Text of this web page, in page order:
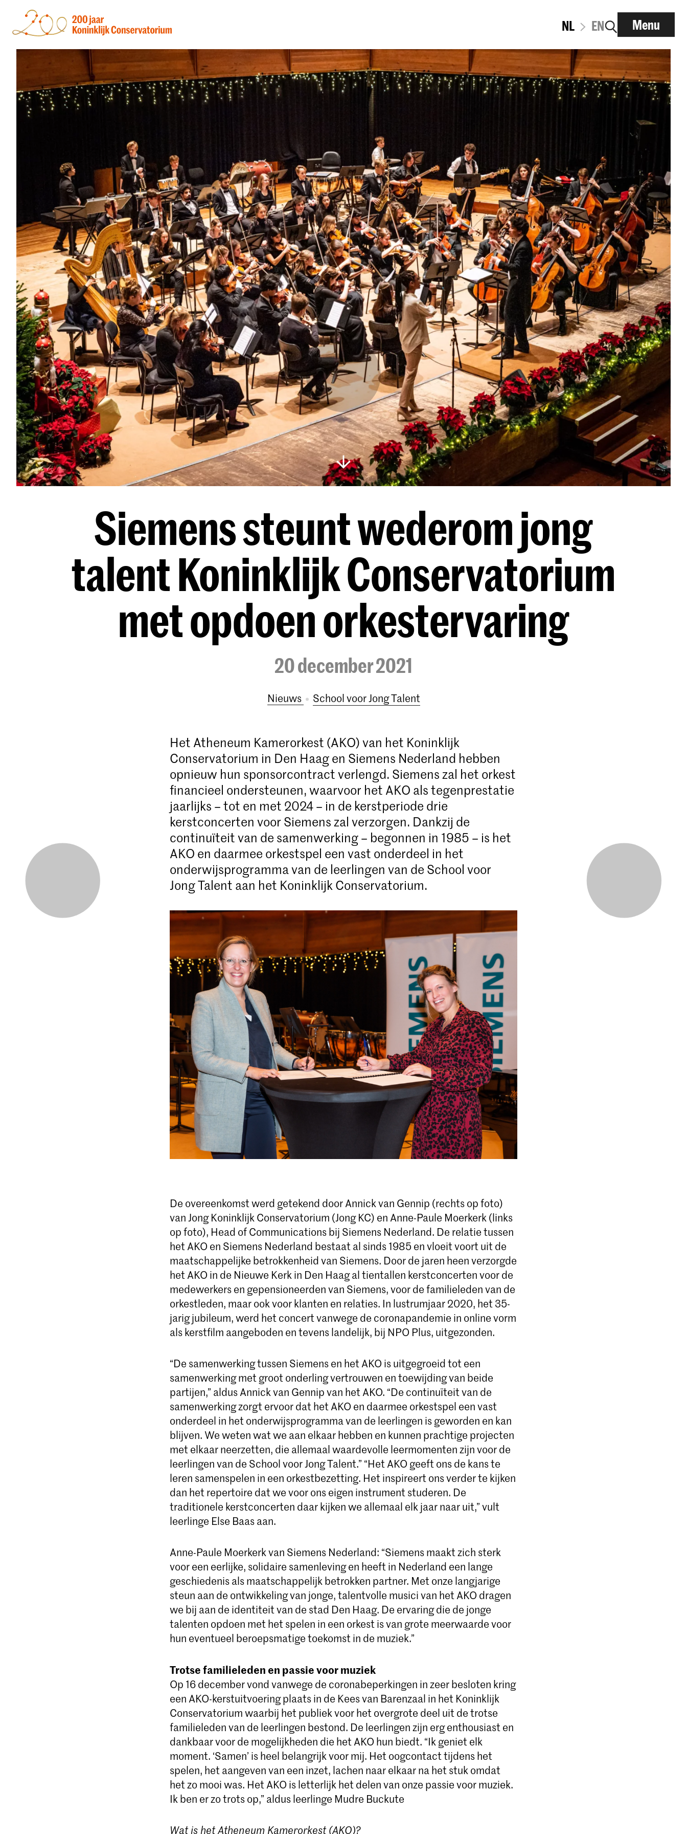
NL EN Menu
Siemens steunt wederom jong
talent Koninklijk Conservatorium
met opdoen orkestervaring
20 december 2021
Nieuws School voor Jong Talent
Het Atheneum Kamerorkest (AKO) van het Koninklijk
Conservatorium in Den Haag en Siemens Nederland hebben
opnieuw hun sponsorcontract verlengd. Siemens zal het orkest
financieel ondersteunen, waarvoor het AKO als tegenprestatie
jaarlijks – tot en met 2024 – in de kerstperiode drie
kerstconcerten voor Siemens zal verzorgen. Dankzij de
continuïteit van de samenwerking – begonnen in 1985 – is het
AKO en daarmee orkestspel een vast onderdeel in het
onderwijsprogramma van de leerlingen van de School voor
Jong Talent aan het Koninklijk Conservatorium.
De overeenkomst werd getekend door Annick van Gennip (rechts op foto)
van Jong Koninklijk Conservatorium (Jong KC) en Anne-Paule Moerkerk (links
op foto), Head of Communications bij Siemens Nederland. De relatie tussen
het AKO en Siemens Nederland bestaat al sinds 1985 en vloeit voort uit de
maatschappelijke betrokkenheid van Siemens. Door de jaren heen verzorgde
het AKO in de Nieuwe Kerk in Den Haag al tientallen kerstconcerten voor de
medewerkers en gepensioneerden van Siemens, voor de familieleden van de
orkestleden, maar ook voor klanten en relaties. In lustrumjaar 2020, het 35-
jarig jubileum, werd het concert vanwege de coronapandemie in online vorm
als kerstfilm aangeboden en tevens landelijk, bij NPO Plus, uitgezonden.
“De samenwerking tussen Siemens en het AKO is uitgegroeid tot een
samenwerking met groot onderling vertrouwen en toewijding van beide
partijen,” aldus Annick van Gennip van het AKO. “De continuïteit van de
samenwerking zorgt ervoor dat het AKO en daarmee orkestspel een vast
onderdeel in het onderwijsprogramma van de leerlingen is geworden en kan
blijven. We weten wat we aan elkaar hebben en kunnen prachtige projecten
met elkaar neerzetten, die allemaal waardevolle leermomenten zijn voor de
leerlingen van de School voor Jong Talent.” “Het AKO geeft ons de kans te
leren samenspelen in een orkestbezetting. Het inspireert ons verder te kijken
dan het repertoire dat we voor ons eigen instrument studeren. De
traditionele kerstconcerten daar kijken we allemaal elk jaar naar uit,” vult
leerlinge Else Baas aan.
Anne-Paule Moerkerk van Siemens Nederland: “Siemens maakt zich sterk
voor een eerlijke, solidaire samenleving en heeft in Nederland een lange
geschiedenis als maatschappelijk betrokken partner. Met onze langjarige
steun aan de ontwikkeling van jonge, talentvolle musici van het AKO dragen
we bij aan de identiteit van de stad Den Haag. De ervaring die de jonge
talenten opdoen met het spelen in een orkest is van grote meerwaarde voor
hun eventueel beroepsmatige toekomst in de muziek.”
Trotse familieleden en passie voor muziek
Op 16 december vond vanwege de coronabeperkingen in zeer besloten kring
een AKO-kerstuitvoering plaats in de Kees van Barenzaal in het Koninklijk
Conservatorium waarbij het publiek voor het overgrote deel uit de trotse
familieleden van de leerlingen bestond. De leerlingen zijn erg enthousiast en
dankbaar voor de mogelijkheden die het AKO hun biedt. “Ik geniet elk
moment. ‘Samen’ is heel belangrijk voor mij. Het oogcontact tijdens het
spelen, het aangeven van een inzet, lachen naar elkaar na het stuk omdat
het zo mooi was. Het AKO is letterlijk het delen van onze passie voor muziek.
Ik ben er zo trots op,” aldus leerlinge Mudre Buckute
Wat is het Atheneum Kamerorkest (AKO)?